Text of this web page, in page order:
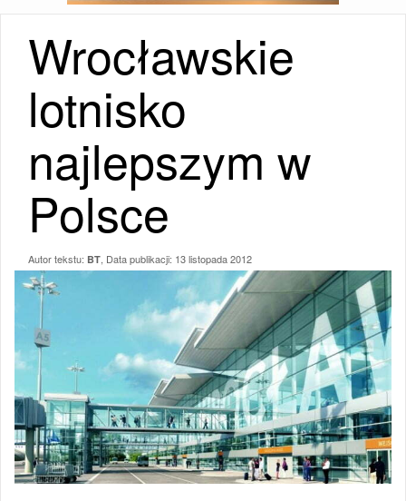
Wrocławskie
lotnisko
najlepszym w
Polsce
Autor tekstu: BT , Data publikacji: 13 listopada 2012